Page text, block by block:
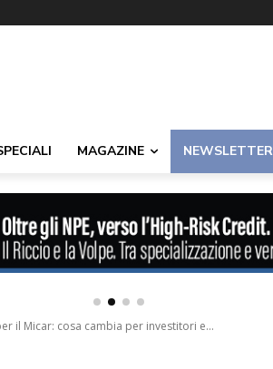
MAGAZINE NEWSLETTER
il Micar: cosa cambia per investitori e...